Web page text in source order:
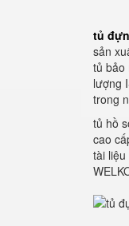
tủ
sản
tủ bảo
lượng
trong
tủ hồ
cao
tài